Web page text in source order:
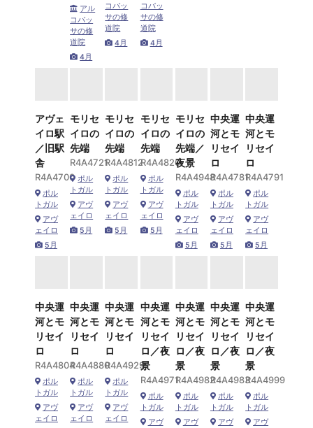
アル
コバッ
サの修
道院
4月
コバッ
サの修
道院
4月
コバッ
サの修
道院
4月
アヴェ
イロ駅
／旧駅
舎
R4A4700
ポル
トガル
アヴ
ェイロ
5月
モリセ
イロの
先端
R4A4721
ポル
トガル
アヴ
ェイロ
5月
モリセ
イロの
先端
R4A4812
ポル
トガル
アヴ
ェイロ
5月
モリセ
イロの
先端
R4A4820
ポル
トガル
アヴ
ェイロ
5月
モリセ
イロの
先端／
夜景
R4A4948
ポル
トガル
アヴ
ェイロ
5月
中央運
河とモ
リセイ
ロ
R4A4781
ポル
トガル
アヴ
ェイロ
5月
中央運
河とモ
リセイ
ロ
R4A4791
ポル
トガル
アヴ
ェイロ
5月
中央運
河とモ
リセイ
ロ
R4A4804
ポル
トガル
アヴ
ェイロ
中央運
河とモ
リセイ
ロ
R4A4880
ポル
トガル
アヴ
ェイロ
中央運
河とモ
リセイ
ロ
R4A4929
ポル
トガル
アヴ
ェイロ
中央運
河とモ
リセイ
ロ／夜
景
R4A4971
ポル
トガル
アヴ
中央運
河とモ
リセイ
ロ／夜
景
R4A4982
ポル
トガル
アヴ
中央運
河とモ
リセイ
ロ／夜
景
R4A4983
ポル
トガル
アヴ
中央運
河とモ
リセイ
ロ／夜
景
R4A4999
ポル
トガル
アヴ